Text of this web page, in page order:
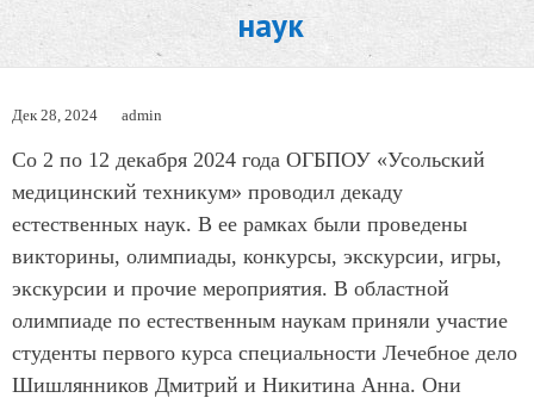
наук
Дек 28, 2024 admin
Со 2 по 12 декабря 2024 года ОГБПОУ «Усольский
медицинский техникум» проводил декаду
естественных наук. В ее рамках были проведены
викторины, олимпиады, конкурсы, экскурсии, игры,
экскурсии и прочие мероприятия. В областной
олимпиаде по естественным наукам приняли участие
студенты первого курса специальности Лечебное дело
Шишлянников Дмитрий и Никитина Анна. Они